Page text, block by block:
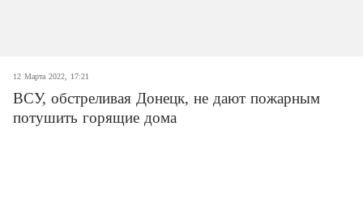
12 Марта 2022, 17:21
ВСУ, обстреливая Донецк, не дают пожарным
потушить горящие дома